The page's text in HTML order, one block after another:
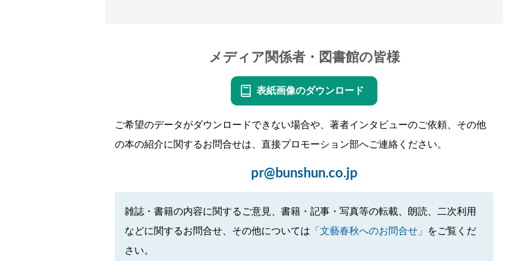
メディア関係者・図書館の皆様
表紙画像のダウンロード
ご希望のデータがダウンロードできない場合や、著者インタビューのご依頼、その他
の本の紹介に関するお問合せは、直接プロモーション部へご連絡ください。
pr@bunshun.co.jp
雑誌・書籍の内容に関するご意見、書籍・記事・写真等の転載、朗読、二次利用
などに関するお問合せ、その他については 「文藝春秋へのお問合せ」
をご覧くだ
さい。